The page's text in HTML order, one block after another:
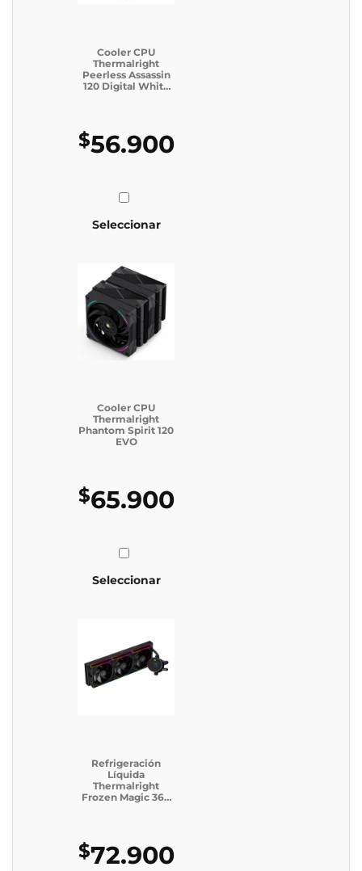
Cooler CPU
Thermalright
Peerless Assassin
120 Digital White
$56.900
Seleccionar
Cooler CPU
Thermalright
Phantom Spirit 120
EVO
$65.900
Seleccionar
Refrigeración
Líquida
Thermalright
Frozen Magic 360
$72.900